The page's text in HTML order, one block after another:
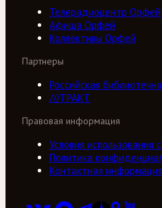
Телерадиоцентр Орфей
Афиша Орфей
Коллективы Орфей
Партнеры
Российская
///ТРАКТ
Правовая информация
Условия использования
Политика
Контактная информация